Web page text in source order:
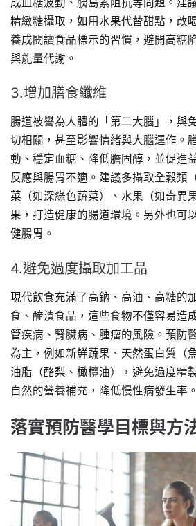
精緻糖攝取，如用水果代替甜點，改
養成閱讀食品標示的習慣，避開高糖
與能量代謝。
3.增加膳食纖維
腸道被譽為人體的「第二大腦」，與
切相關，甚至影響情緒與大腦運作。
動、穩定血糖、降低膽固醇，並促進
反應與腸胃不適。建議多攝取全穀類
菜（如深綠色蔬菜）、水果（如奇異
果，打造健康的腸道環境。另外也可
健腸胃。
4.避免過度攝取加工品
現代飲食充滿了高鈉、高油、高糖的
食、醃漬食品，這些食物不僅容易造
管疾病、腎臟病、腫瘤的風險。預防
為主，例如新鮮蔬果、天然蛋白質（
油脂（酪梨、橄欖油），避免過度精
自然的營養補充，降低慢性病發生率。
落實預防醫學目標與方